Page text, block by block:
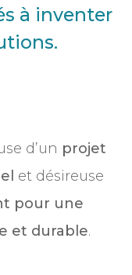
à inventer
d’un projet
et désireuse
pour une
et durable.